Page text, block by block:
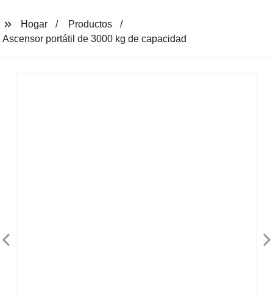
Hogar
Productos
Ascensor portátil de 3000 kg de capacidad